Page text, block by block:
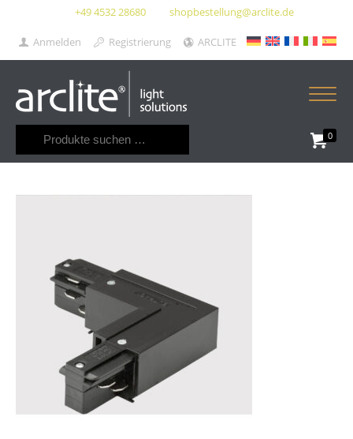
+49 4532 28680 shopbestellung@arclite.de
Anmelden Registrierung ARCLITE
0